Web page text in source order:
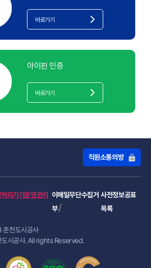
바로가기
아이핀 인증
바로가기
직원소통의방
리기기운영관리
이메일무단수집거
부
사전정보공표
목록
천도시공사
시공사. All rights Reserved.